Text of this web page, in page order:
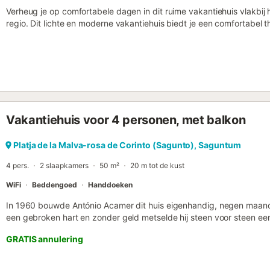
Verheug je op comfortabele dagen in dit ruime vakantiehuis
regio. Dit lichte en moderne vakantiehuis biedt je een comfortabel
ambiance en voel je thuis terwijl je mediterrane gerechten op
markt en ontspan met een siësta of je favoriete serie op de ruime
uitnodigende eethoek in de open lucht. Serveer hier je ontbijt en
avonden met wijn en kaarslicht. De gunstige ligging maakt het
naar Valencia, wandel door de futuristische Ciudad de las Artes y
Vakantiehuis voor 4 personen, met balkon
Platja de la Malva-rosa de Corinto (Sagunto), Saguntum
4 pers. 2 slaapkamers 50 m² 20 m tot de kust
WiFi Beddengoed Handdoeken
In 1960 bouwde António Acamer dit huis eigenhandig, negen
een gebroken hart en zonder geld metselde hij steen voor steen
dicht bij de zee. Het perceel werd afgesplitst van een oude
parfumproductie. Deze bloem, symbool van liefdevolle
is casAcamer het toevluchtsoord dat António voor ogen had: een
GRATIS annulering